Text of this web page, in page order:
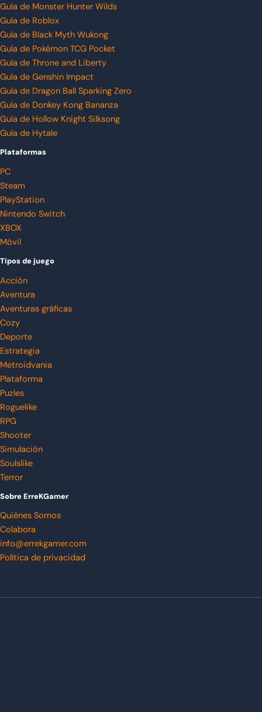
Guía de Monster Hunter Wilds
Guía de Roblox
Guía de Black Myth Wukong
Guía de Pokémon TCG Pocket
Guía de Throne and Liberty
Guía de Genshin Impact
Guía de Dragon Ball Sparking Zero
Guía de Donkey Kong Bananza
Guía de Hollow Knight Silksong
Guía de Hytale
Plataformas
PC
Steam
PlayStation
Nintendo Switch
XBOX
Móvil
Tipos de juego
Acción
Aventura
Aventuras gráficas
Cozy
Deporte
Estrategia
Metroidvania
Plataforma
Puzles
Roguelike
RPG
Shooter
Simulación
Soulslike
Terror
Sobre ErreKGamer
Quiénes Somos
Colabora
info@errekgamer.com
Política de privacidad